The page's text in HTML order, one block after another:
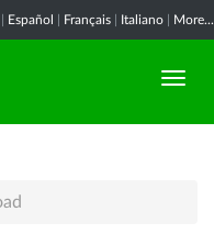
Español Français Italiano More...